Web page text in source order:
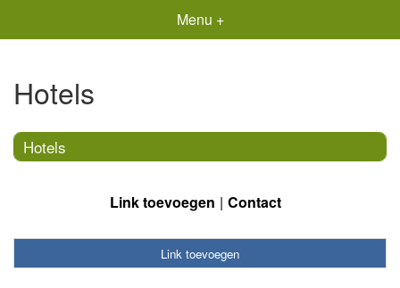
Menu +
Hotels
Hotels
Link toevoegen Contact
Link toevoegen